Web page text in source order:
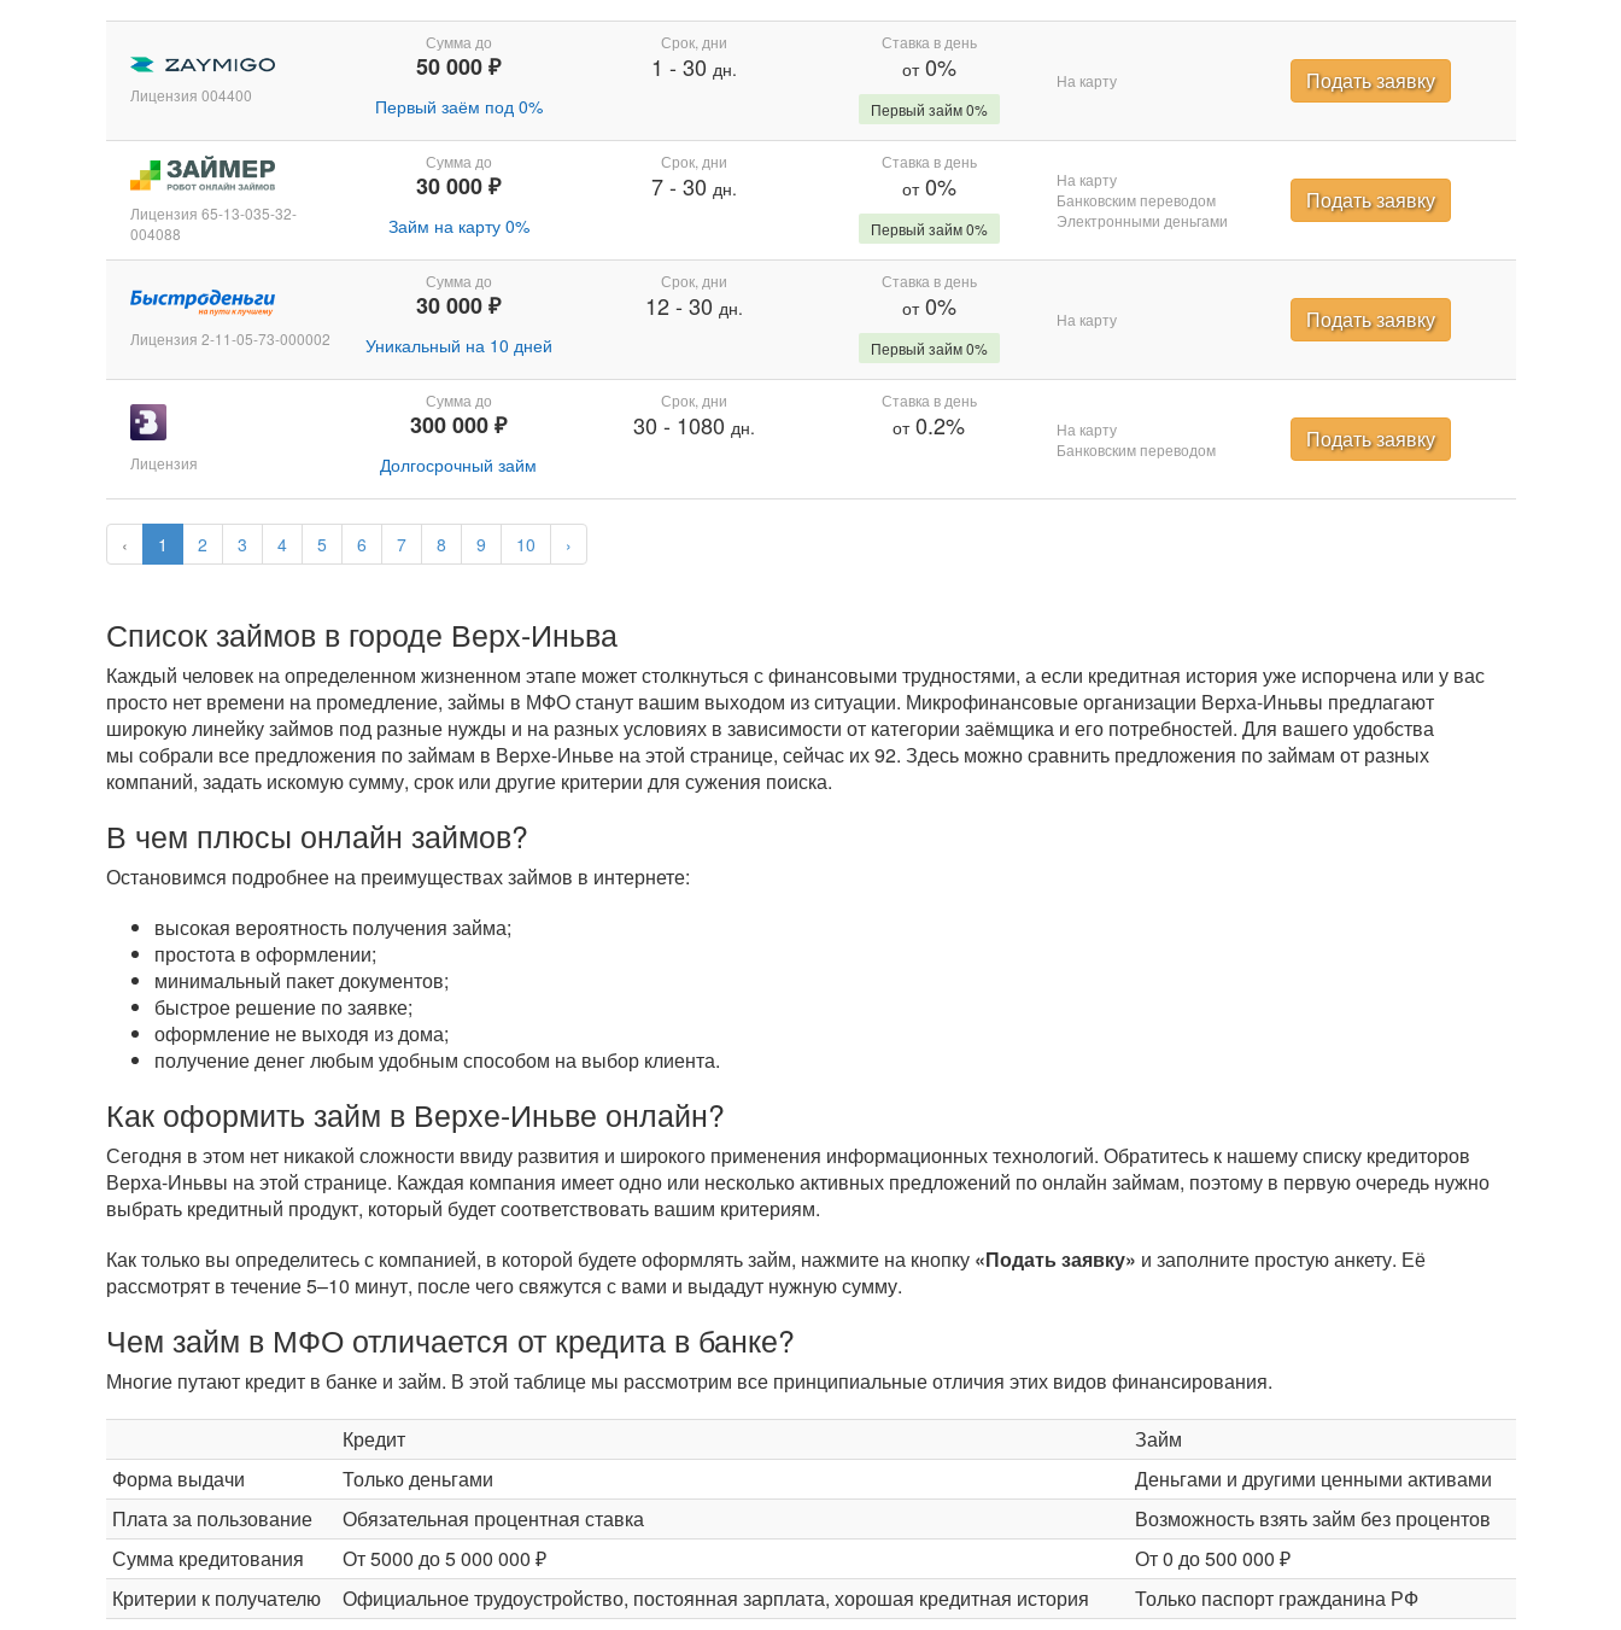
‹ 1 2 3 4 5 6 7 8 9 10 ›
Лицензия 004400
Сумма до
50 000 ₽
Первый заём под 0%
Срок, дни
1 - 30 дн.
Ставка в день
от0%
Первый займ 0%
На карту Подать заявку
Лицензия 65-13-035-32-
004088
Сумма до
30 000 ₽
Займ на карту 0%
Срок, дни
7- 30 дн.
Ставка в день
от0%
Первый займ 0%
На карту
Банковским переводом
Электронными деньгами
Подать заявку
Лицензия 2-11-05-73-000002
Сумма до
30 000 ₽
Уникальный на 10 дней
Срок, дни
12- 30 дн.
Ставка в день
от0%
Первый займ 0%
На карту Подать заявку
Лицензия
Сумма до
300 000 ₽
Долгосрочный займ
Срок, дни
30 - 1080 дн.
Ставка в день
от0.2%
На карту
Банковским переводом
Подать заявку
Список займов в городе Верх-Иньва
Каждый человек на определенном жизненном этапе может столкнуться с финансовыми трудностями, а если кредитная история уже испорчена или у вас
просто нет времени на промедление, займы в МФО станут вашим выходом из ситуации. Микрофинансовые организации Верха-Иньвы предлагают
широкую линейку займов под разные нужды и на разных условиях в зависимости от категории заёмщика и его потребностей. Для вашего удобства
мы собрали все предложения по займам в Верхе-Иньве на этой странице, сейчас их 92. Здесь можно сравнить предложения по займам от разных
компаний, задать искомую сумму, срок или другие критерии для сужения поиска.
В чем плюсы онлайн займов?
Остановимся подробнее на преимуществах займов в интернете:
высокая вероятность получения займа;
простота в оформлении;
минимальный пакет документов;
быстрое решение по заявке;
оформление не выходя из дома;
получение денег любым удобным способом на выбор клиента.
Как оформить займ в Верхе-Иньве онлайн?
Сегодня в этом нет никакой сложности ввиду развития и широкого применения информационных технологий. Обратитесь к нашему списку кредиторов
Верха-Иньвы на этой странице. Каждая компания имеет одно или несколько активных предложений по онлайн займам, поэтому в первую очередь нужно
выбрать кредитный продукт, который будет соответствовать вашим критериям.
Как только вы определитесь с компанией, в которой будете оформлять займ, нажмите на кнопку «Подать заявку» и заполните простую анкету. Её
рассмотрят в течение 5–10 минут, после чего свяжутся с вами и выдадут нужную сумму.
Чем займ в МФО отличается от кредита в банке?
Многие путают кредит в банке и займ. В этой таблице мы рассмотрим все принципиальные отличия этих видов финансирования.
Кредит
Займ
Форма выдачи
Только деньгами
Деньгами и другими ценными активами
Плата за пользование
Обязательная процентная ставка
Возможность взять займ без процентов
Сумма кредитования
От 5000 до 5 000 000 ₽
От 0 до 500 000 ₽
Критерии к получателю
Официальное трудоустройство, постоянная зарплата, хорошая кредитная история
Только паспорт гражданина РФ